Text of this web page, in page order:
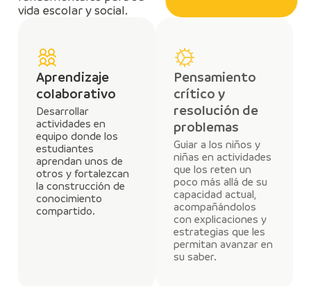
vida escolar y social.
Aprendizaje
colaborativo
Desarrollar
actividades en
equipo donde los
estudiantes
aprendan unos de
otros y fortalezcan
la construcción de
conocimiento
compartido.
Pensamiento
crítico y
resolución de
problemas
Guiar a los niños y
niñas en actividades
que los reten un
poco más allá de su
capacidad actual,
acompañándolos
con explicaciones y
estrategias que les
permitan avanzar en
su saber.